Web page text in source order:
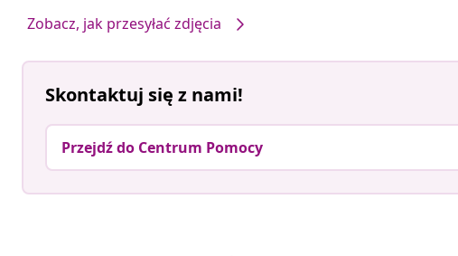
Zobacz, jak przesyłać zdjęcia
Skontaktuj się z nami!
Przejdź do Centrum Pomocy